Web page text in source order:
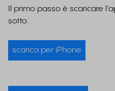
Il primo passo è scaricare
sotto.
scarica per iPhone